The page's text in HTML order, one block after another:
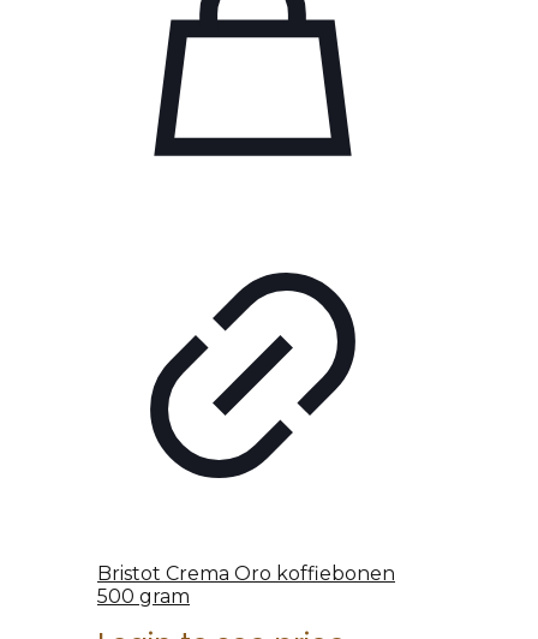
Bristot Crema Oro koffiebonen
500 gram